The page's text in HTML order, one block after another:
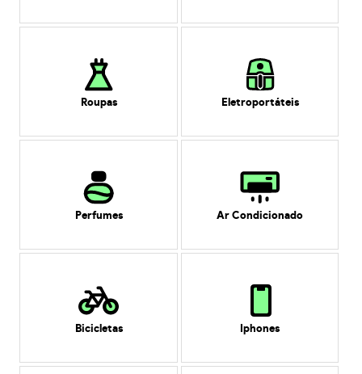
Roupas Eletroportáteis
Perfumes Ar Condicionado
Bicicletas Iphones